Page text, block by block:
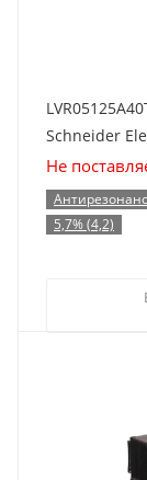
Schneider
Не
5,7% (4,2)